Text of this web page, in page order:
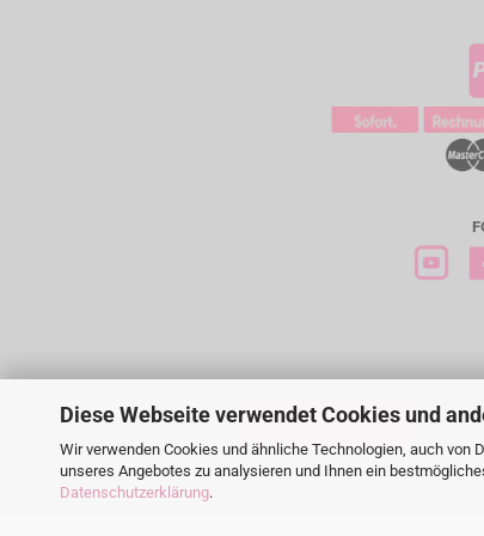
Diese Webseite verwendet Cookies und
Wir verwenden Cookies und ähnliche Technologien, auch
unseres Angebotes zu analysieren und Ihnen ein
Datenschutzerklärung.
Vertrag widerrufen